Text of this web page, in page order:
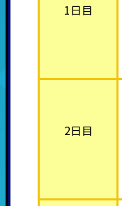
1日目
2日目